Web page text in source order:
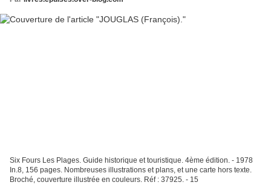
Six Fours Les Plages. Guide historique et touristique. 4ème édition. - 1978
In.8, 156 pages. Nombreuses illustrations et plans, et une carte hors texte.
Broché, couverture illustrée en couleurs. Réf : 37925. - 15